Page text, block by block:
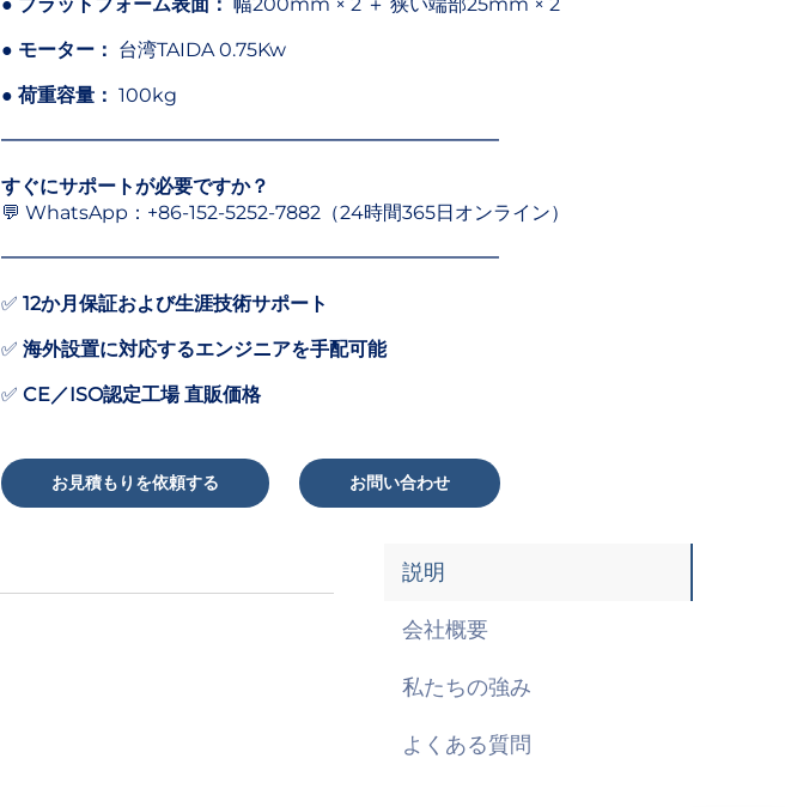
● モーター： 台湾TAIDA 0.75Kw
● 荷重容量： 100kg
━━━━━━━━━━━━━━━━━━━━━━━━━━
すぐにサポートが必要ですか？
💬 WhatsApp：+86-152-5252-7882（24時間365日オンライン）
━━━━━━━━━━━━━━━━━━━━━━━━━━
✅ 12か月保証および生涯技術サポート
✅ 海外設置に対応するエンジニアを手配可能
✅ CE／ISO認定工場 直販価格
お見積もりを依頼する お問い合わせ
説明
会社概要
私たちの強み
よくある質問